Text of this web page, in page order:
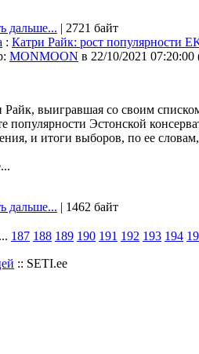
дальше... | 2721 байт
: Катри Райк: рост популярности
MONMOON в 22/10/2021 07:20:00
Райк, выигравшая со своим
популярности Эстонской
и итоги выборов, по ее
дальше... | 1462 байт
... 187 188 189 190 191 192 193 194
:: SETI.ee